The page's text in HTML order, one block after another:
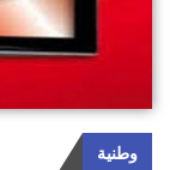
وطنية